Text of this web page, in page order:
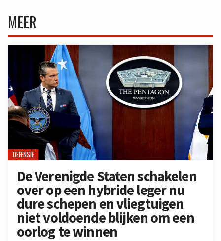
MEER
DEFENSIE
De Verenigde Staten schakelen
over op een hybride leger nu
dure schepen en vliegtuigen
niet voldoende blijken om een
oorlog te winnen